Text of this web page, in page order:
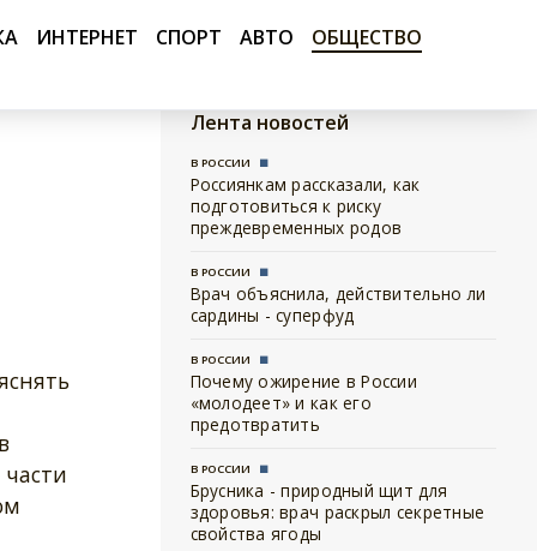
ИНТЕРНЕТ СПОРТ АВТО ОБЩЕСТВО
Лента новостей
В РОССИИ
Россиянкам рассказали, как
подготовиться к риску
преждевременных родов
В РОССИИ
Врач объяснила, действительно ли
сардины - суперфуд
В РОССИИ
Почему ожирение в России
«молодеет» и как его
предотвратить
В РОССИИ
Брусника - природный щит для
здоровья: врач раскрыл секретные
свойства ягоды